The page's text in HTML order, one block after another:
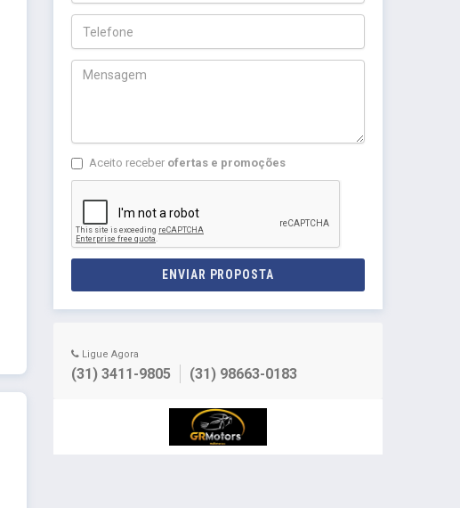
Aceito receber ofertas e promoções
ENVIAR PROPOSTA
Ligue Agora
(31) 3411-9805 (31) 98663-0183